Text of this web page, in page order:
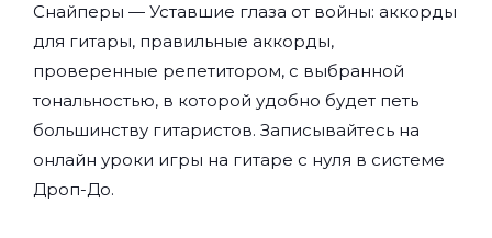
Снайперы — Уставшие глаза от войны: аккорды
для гитары, правильные аккорды,
проверенные репетитором, с выбранной
тональностью, в которой удобно будет петь
большинству гитаристов. Записывайтесь на
онлайн уроки игры на гитаре с нуля в системе
Дроп-До.